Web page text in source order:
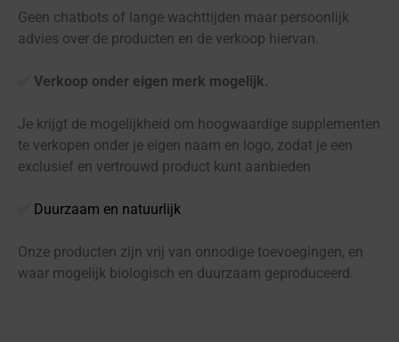
Geen chatbots of lange wachttijden maar persoonlijk
advies over de producten en de verkoop hiervan.
Verkoop onder eigen merk mogelijk.
Je krijgt de mogelijkheid om hoogwaardige supplementen
te verkopen onder je eigen naam en logo, zodat je een
exclusief en vertrouwd product kunt aanbieden
Duurzaam en natuurlijk
Onze producten zijn vrij van onnodige toevoegingen, en
waar mogelijk biologisch en duurzaam geproduceerd.